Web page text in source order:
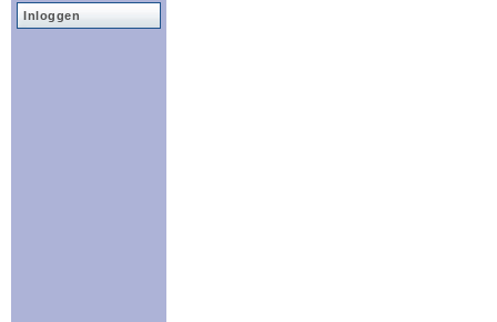
Inloggen